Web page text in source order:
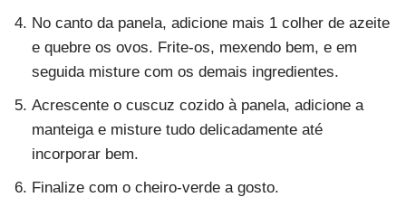
No canto da panela, adicione mais 1 colher de azeite
e quebre os ovos. Frite-os, mexendo bem, e em
seguida misture com os demais ingredientes.
Acrescente o cuscuz cozido à panela, adicione a
manteiga e misture tudo delicadamente até
incorporar bem.
Finalize com o cheiro-verde a gosto.